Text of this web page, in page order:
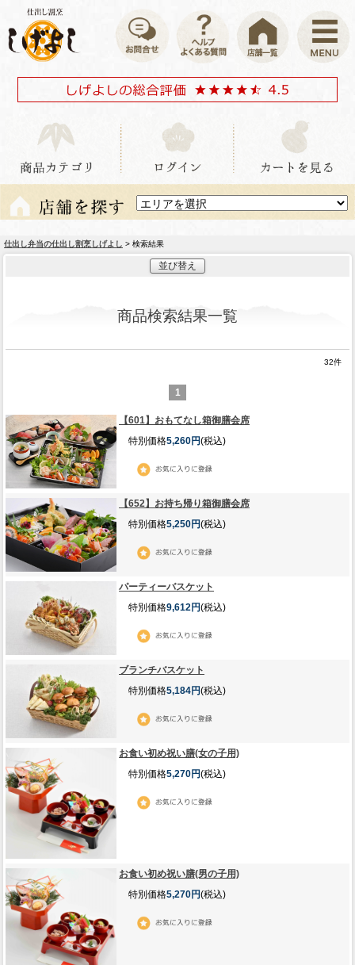
仕出し弁当の仕出し割烹しげよし > 検索結果
並び替え
商品検索結果一覧
32件
1
【601】おもてなし箱御膳会席
特別価格5,260円(税込)
【652】お持ち帰り箱御膳会席
特別価格5,250円(税込)
パーティーバスケット
特別価格9,612円(税込)
ブランチバスケット
特別価格5,184円(税込)
お食い初め祝い膳(女の子用)
特別価格5,270円(税込)
お食い初め祝い膳(男の子用)
特別価格5,270円(税込)